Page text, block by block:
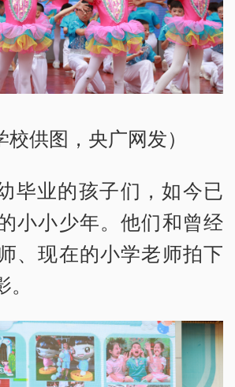
校供图，央广网发）
毕业的孩子们，如今已
小小少年。他们和曾经
、现在的小学老师拍下